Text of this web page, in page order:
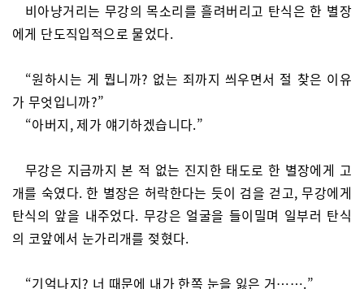
비아냥거리는 무강의 목소리를 흘려버리고 탄식은 한 별장
에게 단도직입적으로 물었다.
“원하시는 게 뭡니까? 없는 죄까지 씌우면서 절 찾은 이유
가 무엇입니까?”
“아버지, 제가 얘기하겠습니다.”
무강은 지금까지 본 적 없는 진지한 태도로 한 별장에게 고
개를 숙였다. 한 별장은 허락한다는 듯이 검을 걷고, 무강에게
탄식의 앞을 내주었다. 무강은 얼굴을 들이밀며 일부러 탄식
의 코앞에서 눈가리개를 젖혔다.
“기억나지? 너 때문에 내가 한쪽 눈을 잃은 거…….”